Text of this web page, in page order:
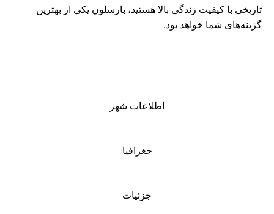
اطلاعات شهر
جغرافیا
جزئیات
تاریخی با کیفیت زندگی بالا هستید، بارسلون یکی از بهترین
گزینه‌های شما خواهد بود.